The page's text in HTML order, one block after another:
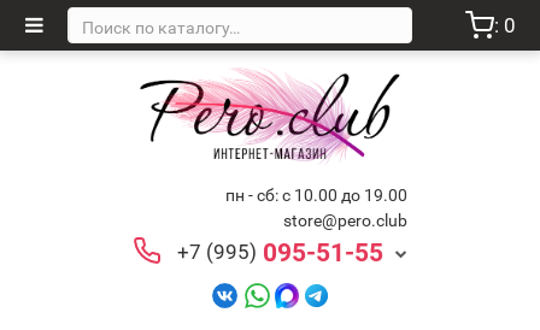
: 0
пн - сб: с 10.00 до 19.00
store@pero.club
+7 (995) 095-51-55